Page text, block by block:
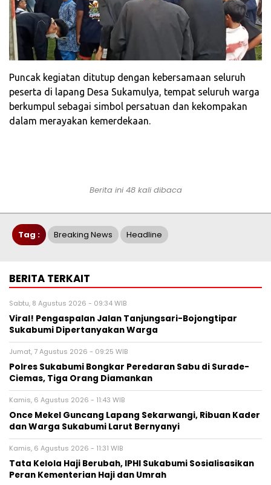
Puncak kegiatan ditutup dengan kebersamaan seluruh
peserta di lapang Desa Sukamulya, tempat seluruh warga
berkumpul sebagai simbol persatuan dan kekompakan
dalam merayakan kemerdekaan.
Berita ini 48 kali dibaca
Tag : Breaking News Headline
BERITA TERKAIT
Sabtu, 8 Agustus 2026 - 09:34 WIB
Viral! Pengaspalan Jalan Tanjungsari-Bojongtipar
Sukabumi Dipertanyakan Warga
Jumat, 7 Agustus 2026 - 09:25 WIB
Polres Sukabumi Bongkar Peredaran Sabu di Surade-
Ciemas, Tiga Orang Diamankan
Kamis, 6 Agustus 2026 - 11:43 WIB
Once Mekel Guncang Lapang Sekarwangi, Ribuan Kader
dan Warga Sukabumi Larut Bernyanyi
Kamis, 6 Agustus 2026 - 11:31 WIB
Tata Kelola Haji Berubah, IPHI Sukabumi Sosialisasikan
Peran Kementerian Haji dan Umrah